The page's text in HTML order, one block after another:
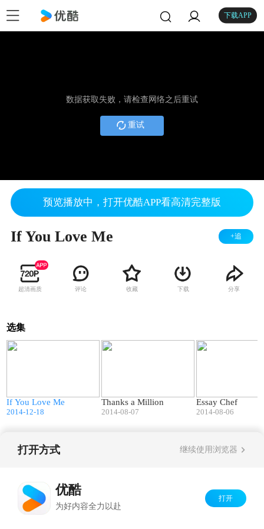
下载APP
数据获取失败，请检查网络之后重试
重试
预览播放中，打开优酷APP看高清完整版
If You Love Me +追
超清画质 评论 收藏 下载 分享
选集
If You Love Me
2014-12-18
Thanks a Million
2014-08-07
Essay Chef
2014-08-06
打开方式 继续使用浏览器
优酷
为好内容全力以赴
打开